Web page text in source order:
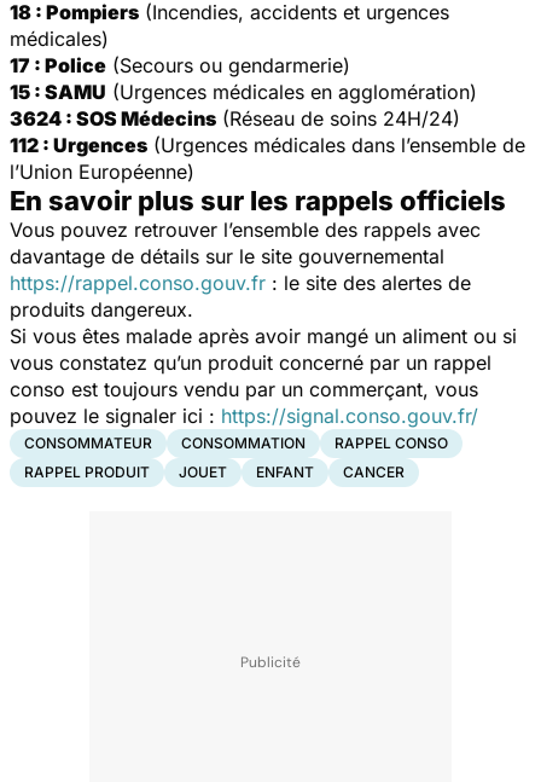
18 : Pompiers (Incendies, accidents et urgences
médicales)
17 : Police (Secours ou gendarmerie)
15 : SAMU (Urgences médicales en agglomération)
3624 : SOS Médecins (Réseau de soins 24H/24)
112 : Urgences (Urgences médicales dans l’ensemble de
l’Union Européenne)
En savoir plus sur les rappels officiels
Vous pouvez retrouver l’ensemble des rappels avec
davantage de détails sur le site gouvernemental
https://rappel.conso.gouv.fr : le site des alertes de
produits dangereux.
Si vous êtes malade après avoir mangé un aliment ou si
vous constatez qu’un produit concerné par un rappel
conso est toujours vendu par un commerçant, vous
pouvez le signaler ici : https://signal.conso.gouv.fr/
CONSOMMATEUR CONSOMMATION
RAPPEL CONSO
RAPPEL PRODUIT
JOUET ENFANT CANCER